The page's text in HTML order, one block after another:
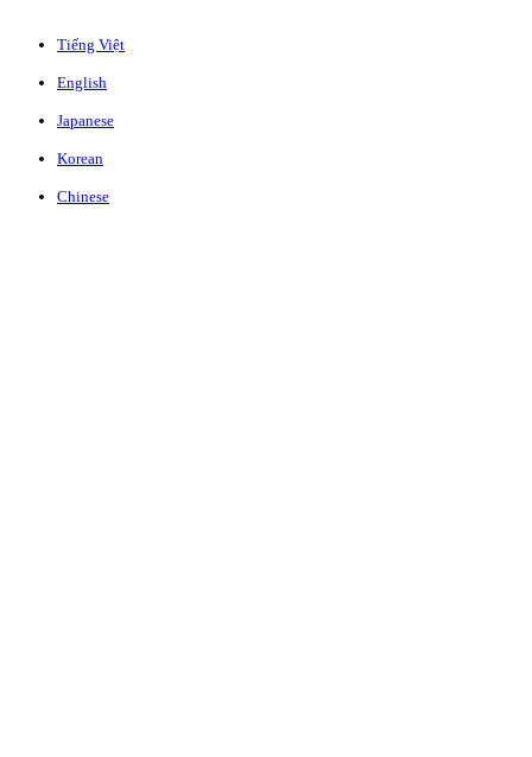
Tiếng Việt
English
Japanese
Korean
Chinese